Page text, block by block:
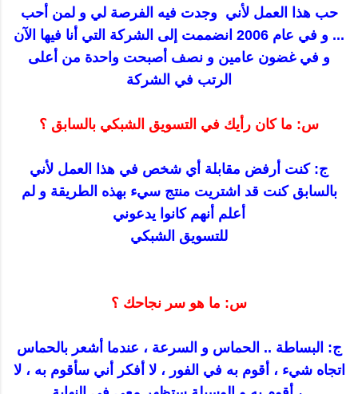
حب هذا العمل لأني وجدت فيه الفرصة لي و لمن أحب
... و في عام 2006 انضممت إلى الشركة التي أنا فيها الآن
و في غضون عامين و نصف أصبحت واحدة من أعلى
الرتب في الشركة
س: ما كان رأيك في التسويق الشبكي بالسابق ؟
ج: كنت أرفض مقابلة أي شخص في هذا العمل لأني
بالسابق كنت قد اشتريت منتج سيء بهذه الطريقة و لم
أعلم أنهم كانوا يدعوني
س: ما هو سر نجاحك ؟
ج: البساطة .. الحماس و السرعة ، عندما أشعر بالحماس
اتجاه شيء ، أقوم به في الفور ، لا أفكر أني سأقوم به ، لا